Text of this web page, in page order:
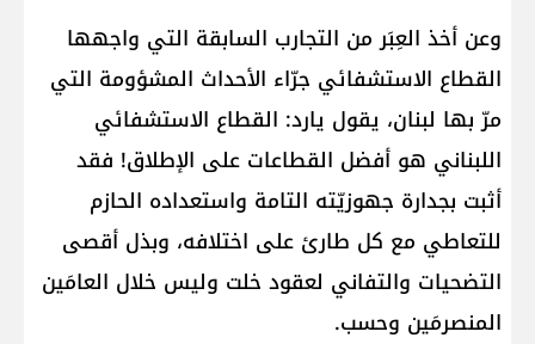
وعن أخذ العِبَر من التجارب السابقة التي واجهها
القطاع الاستشفائي جرّاء الأحداث المشؤومة التي
مرّ بها لبنان، يقول يارد: القطاع الاستشفائي
اللبناني هو أفضل القطاعات على الإطلاق! فقد
أثبت بجدارة جهوزيّته التامة واستعداده الحازم
للتعاطي مع كل طارئ على اختلافه، وبذل أقصى
التضحيات والتفاني لعقود خلت وليس خلال العامَين
المنصرمَين وحسب.